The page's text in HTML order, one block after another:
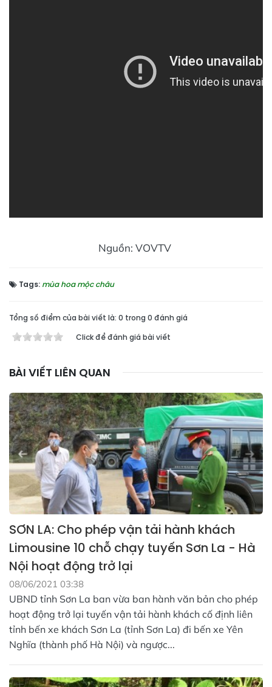
Nguồn: VOVTV
Tags: mùa hoa mộc châu
Tổng số điểm của bài viết là: 0 trong 0 đánh giá
Click để đánh giá bài viết
BÀI VIẾT LIÊN QUAN
SƠN LA: Cho phép vận tải hành khách
Limousine 10 chỗ chạy tuyến Sơn La - Hà
Nội hoạt động trở lại
08/06/2021 03:38
UBND tỉnh Sơn La ban vừa ban hành văn bản cho phép
hoạt động trở lại tuyến vận tải hành khách cố định liên
tỉnh bến xe khách Sơn La (tỉnh Sơn La) đi bến xe Yên
Nghĩa (thành phố Hà Nội) và ngược...